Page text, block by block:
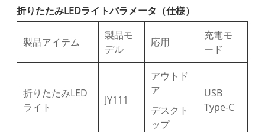
折りたたみLEDライトパラメータ（仕様）
製品アイテム
製品モ
デル
応用
充電モ
ード
折りたたみLED
ライト
JY111
アウトド
ア
デスクト
ップ
USB
Type-C